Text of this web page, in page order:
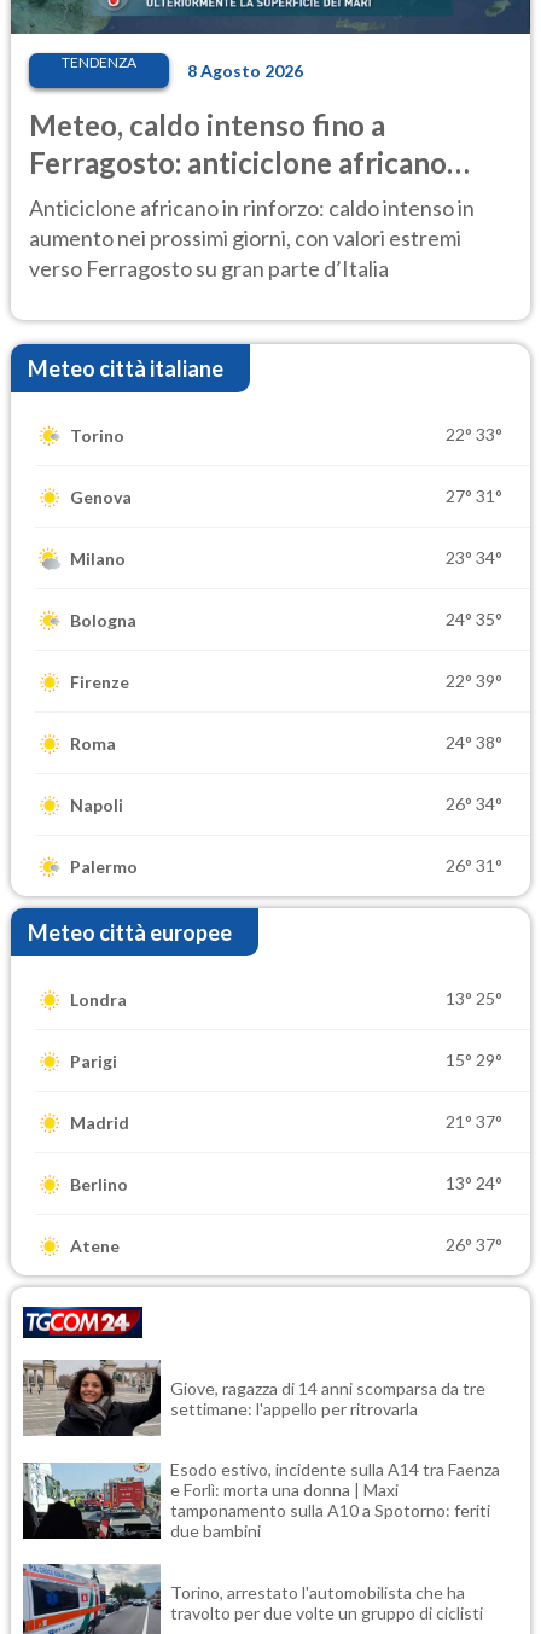
TENDENZA 8 Agosto 2026
Meteo, caldo intenso fino a
Ferragosto: anticiclone africano
ancora protagonista
Anticiclone africano in rinforzo: caldo intenso in
aumento nei prossimi giorni, con valori estremi
verso Ferragosto su gran parte d’Italia
Meteo città italiane
Torino 22° 33°
Genova 27° 31°
Milano 23° 34°
Bologna 24° 35°
Firenze 22° 39°
Roma 24° 38°
Napoli 26° 34°
Palermo 26° 31°
Meteo città europee
Londra 13° 25°
Parigi 15° 29°
Madrid 21° 37°
Berlino 13° 24°
Atene 26° 37°
Giove, ragazza di 14 anni scomparsa da tre
settimane: l'appello per ritrovarla
Esodo estivo, incidente sulla A14 tra Faenza
e Forlì: morta una donna | Maxi
tamponamento sulla A10 a Spotorno: feriti
due bambini
Torino, arrestato l'automobilista che ha
travolto per due volte un gruppo di ciclisti